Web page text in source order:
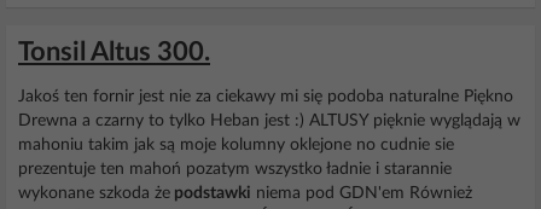
Tonsil Altus 300.
Jakoś ten fornir jest nie za ciekawy mi się podoba naturalne Piękno
Drewna a czarny to tylko Heban jest :) ALTUSY pięknie wyglądają w
mahoniu takim jak są moje kolumny oklejone no cudnie sie
prezentuje ten mahoń pozatym wszystko ładnie i starannie
wykonane szkoda że podstawki niema pod GDN'em Również